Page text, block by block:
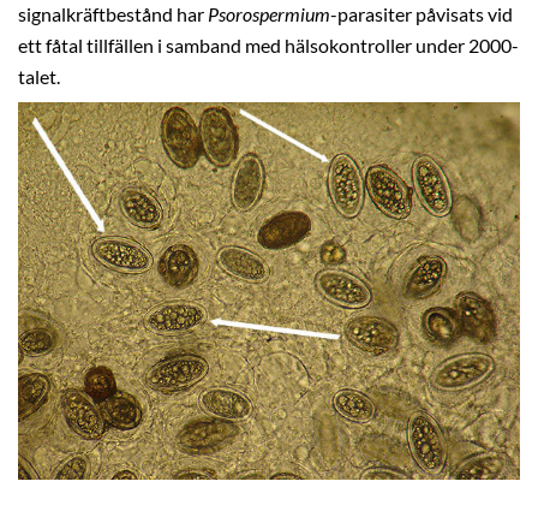
signalkräftbestånd har Psorospermium-parasiter påvisats vid
ett fåtal tillfällen i samband med hälsokontroller under 2000-
talet.